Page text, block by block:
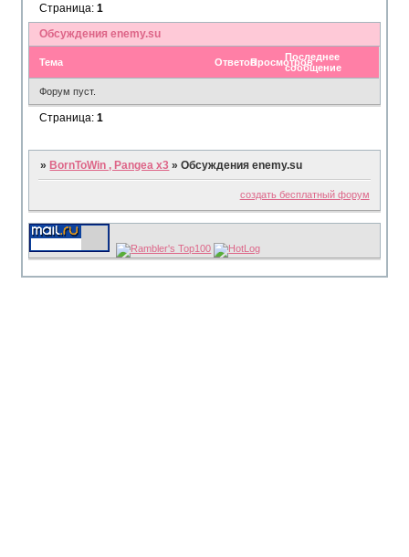
Обсуждения enemy.su
Страница:1
Тема ОтветовПросмотровПоследнее
сообщение
Форум пуст.
Страница:1
» BornToWin , Pangea x3 »Обсуждения enemy.su
создать бесплатный форум